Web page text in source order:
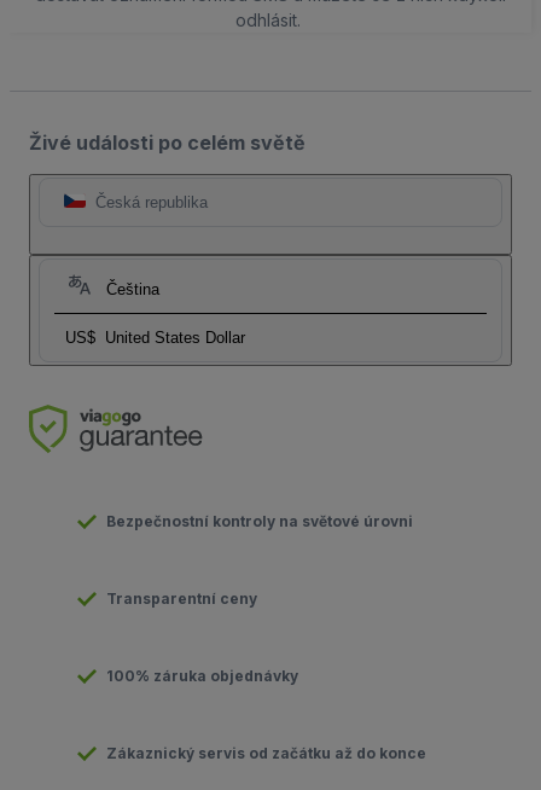
odhlásit.
Živé události po celém světě
Česká republika
Čeština
US$ United States Dollar
Bezpečnostní kontroly na světové úrovni
Transparentní ceny
100% záruka objednávky
Zákaznický servis od začátku až do konce